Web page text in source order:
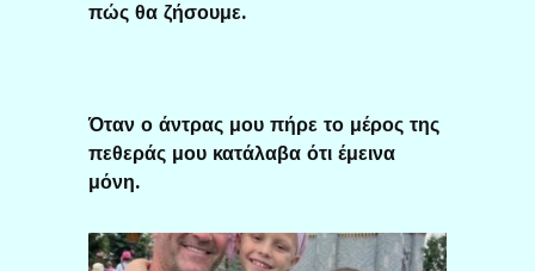
πώς θα ζήσουμε.
Όταν ο άντρας μου πήρε το μέρος της
πεθεράς μου κατάλαβα ότι έμεινα
μόνη.